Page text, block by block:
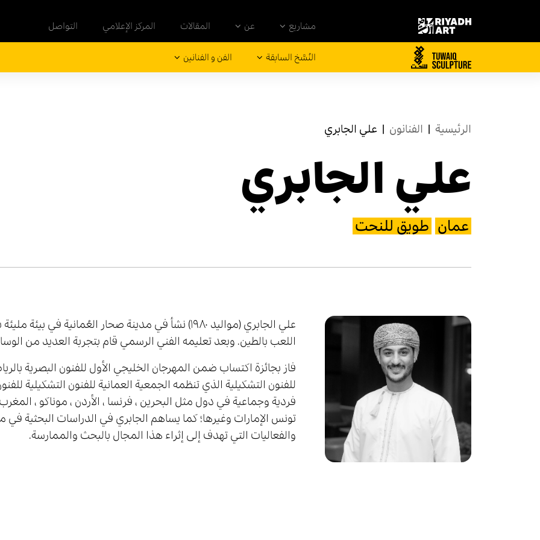
مشاريع عن المقالات المركز الإعلامي التواصل
النُسَّخ السابقة الفن و الفنانين
الرئيسية | الفنانون | علي الجابري
علي الجابري
عمان طويق للنحت
علي الجابري (مواليد ١٩٨٠) نشأ في مدينة صحار العُمانية
اللعب بالطين. وبعد تعليمه الفني الرسمي قام بتجربة العديد من
فردية وجماعية في دول مثل البحرين ، فرنسا ، الأردن ، موناكو ، المغرب
تونس الإمارات وغيرها؛ كما يساهم الجابري في الدراسات البحثية في
والفعاليات التي تهدف إلى إثراء هذا المجال بالبحث والممارسة.